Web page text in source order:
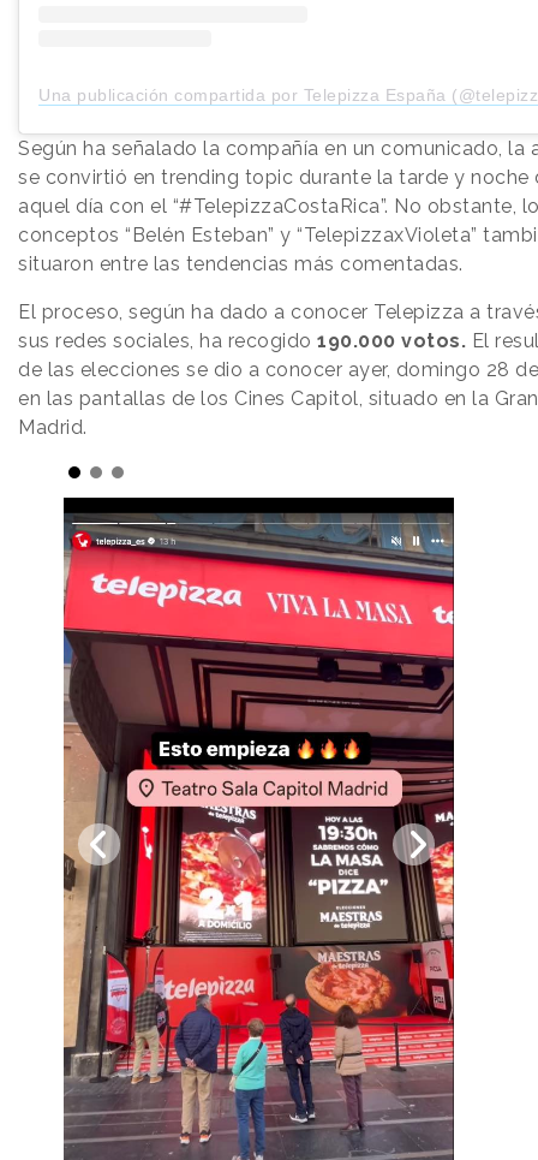
Una publicación compartida por Telepizza España
Según ha señalado la compañía en un comunicado, la
se convirtió en trending topic durante la tarde y noche
aquel día con el “#TelepizzaCostaRica”. No obstante,
conceptos “Belén Esteban” y “TelepizzaxVioleta”
situaron entre las tendencias más comentadas.
El proceso, según ha dado a conocer Telepizza a
sus redes sociales, ha recogido 190.000 votos. El
de las elecciones se dio a conocer ayer, domingo 28
en las pantallas de los Cines Capitol, situado en la
Madrid.